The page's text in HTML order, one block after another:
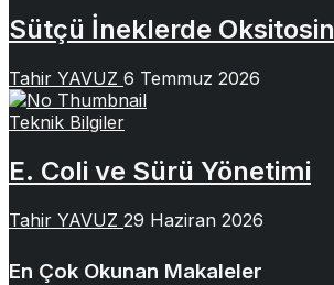
Sütçü İneklerde Oksitosin
Tahir YAVUZ 6 Temmuz 2026
Teknik Bilgiler
E. Coli ve Sürü Yönetimi
Tahir YAVUZ 29 Haziran 2026
En Çok Okunan Makaleler